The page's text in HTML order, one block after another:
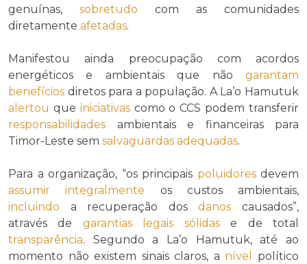
genuínas, sobretudo com as comunidades
diretamente afetadas.
Manifestou ainda preocupação com acordos
energéticos e ambientais que não garantam
benefícios diretos para a população. A La’o Hamutuk
alertou que iniciativascomo o CCS podem transferir
responsabilidades ambientais e financeiras para
Timor-Leste sem salvaguardas adequadas.
Para a organização, “os principais poluidoresdevem
assumir
integralmente os custos ambientais,
incluindo a recuperação dosdanos causados”,
através de garantias legais sólidase de total
transparência. Segundo a La’o Hamutuk, até ao
momento não existem sinais claros, a nível
político